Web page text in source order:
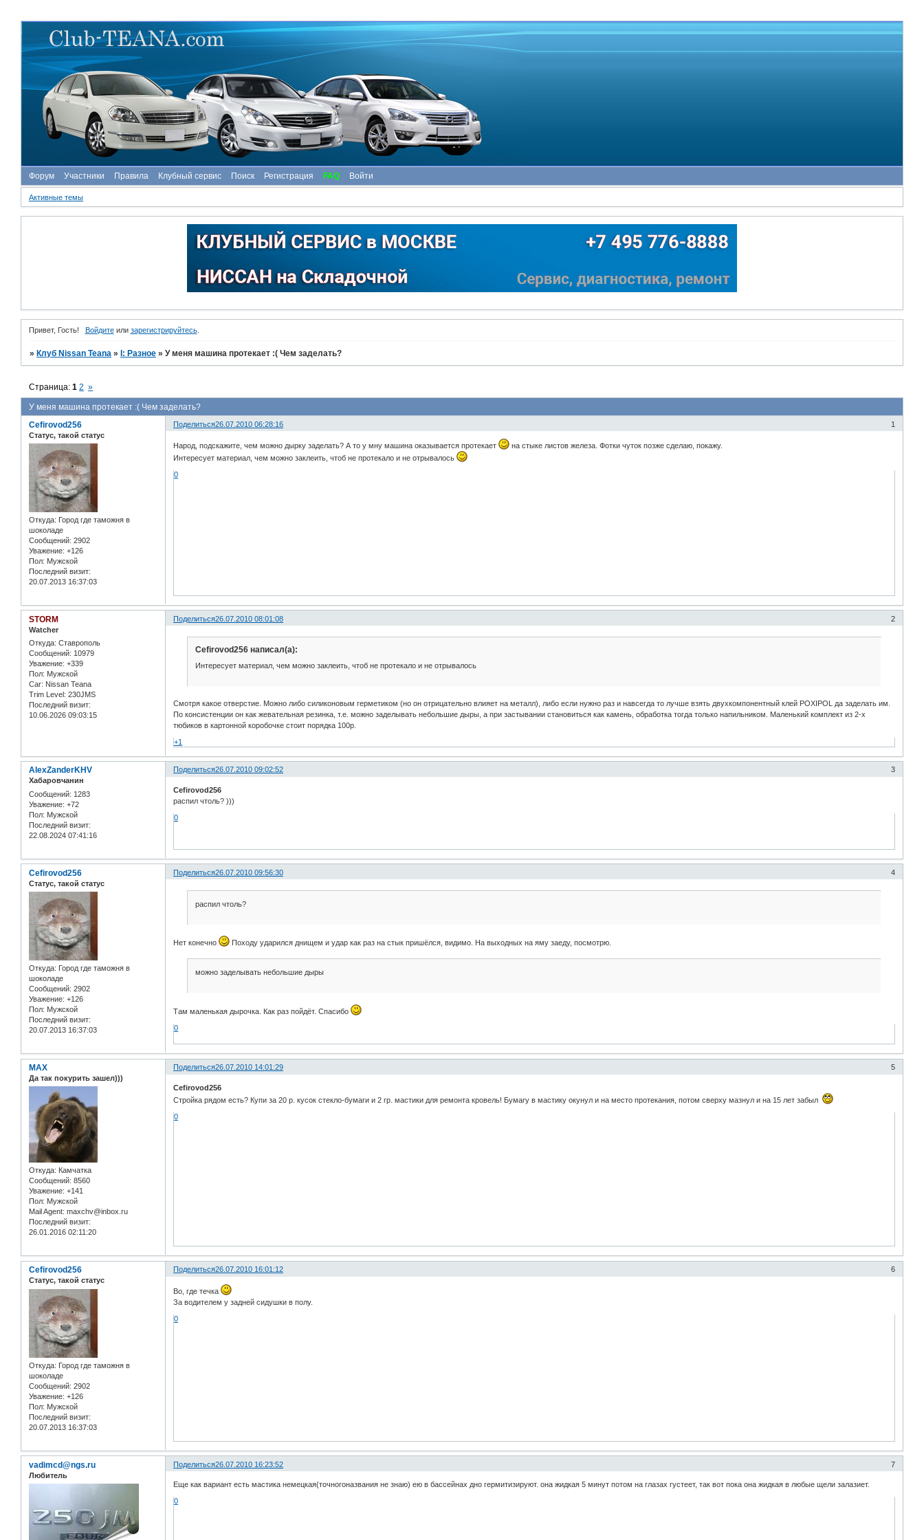
Форум Участники Правила Клубный сервис Поиск Регистрация FAQ Войти
Активные темы
Привет, Гость! Войдитеили зарегистрируйтесь.
» Клуб Nissan Teana » I: Разное »У меня машина протекает :( Чем заделать?
У меня машина протекает :( Чем заделать?
Страница:1 2 »
Поделиться 1
26.07.2010 06:28:16
Cefirovod256
Статус, такой статус
Откуда: Город где таможня в
шоколаде
Сообщений: 2902
Уважение: +126
Пол: Мужской
Последний визит:
20.07.2013 16:37:03
Народ, подскажите, чем можно дырку заделать? А то у мну машина оказывается протекает
на стыке листов железа. Фотки чуток позже сделаю, покажу.
Интересует материал, чем можно заклеить, чтоб не протекало и не отрывалось
0
Поделиться 2
26.07.2010 08:01:08
STORM
Watcher
Откуда: Ставрополь
Сообщений: 10979
Уважение: +339
Пол: Мужской
Car: Nissan Teana
Trim Level: 230JMS
Последний визит:
10.06.2026 09:03:15
Cefirovod256 написал(а):
Интересует материал, чем можно заклеить, чтоб не протекало и не отрывалось
Смотря какое отверстие. Можно либо силиконовым герметиком (но он отрицательно влияет на металл), либо если нужно раз и навсегда то лучше взять двухкомпонентный клей POXIPOL да заделать им.
По консистенции он как жевательная резинка, т.е. можно заделывать небольшие дыры, а при застывании становиться как камень, обработка тогда только напильником. Маленький комплект из 2-х
тюбиков в картонной коробочке стоит порядка 100р.
+1
Поделиться 3
26.07.2010 09:02:52
AlexZanderKHV
Хабаровчанин
Сообщений: 1283
Уважение: +72
Пол: Мужской
Последний визит:
22.08.2024 07:41:16
Cefirovod256
распил чтоль? )))
0
Поделиться 4
26.07.2010 09:56:30
Cefirovod256
Статус, такой статус
Откуда: Город где таможня в
шоколаде
Сообщений: 2902
Уважение: +126
Пол: Мужской
Последний визит:
20.07.2013 16:37:03
распил чтоль?
Нет конечно Походу ударился днищем и удар как раз на стык пришёлся, видимо. На выходных на яму заеду, посмотрю.
можно заделывать небольшие дыры
Там маленькая дырочка. Как раз пойдёт. Спасибо
0
Поделиться 5
26.07.2010 14:01:29
MAX
Да так покурить зашел)))
Откуда: Камчатка
Сообщений: 8560
Уважение: +141
Пол: Мужской
Mail Agent: maxchv@inbox.ru
Последний визит:
26.01.2016 02:11:20
Cefirovod256
Стройка рядом есть? Купи за 20 р. кусок стекло-бумаги и 2 гр. мастики для ремонта кровель! Бумагу в мастику окунул и на место протекания, потом сверху мазнул и на 15 лет забыл
0
Поделиться 6
26.07.2010 16:01:12
Cefirovod256
Статус, такой статус
Откуда: Город где таможня в
шоколаде
Сообщений: 2902
Уважение: +126
Пол: Мужской
Последний визит:
20.07.2013 16:37:03
Во, где течка
За водителем у задней сидушки в полу.
0
Поделиться 7
26.07.2010 16:23:52
vadimcd@ngs.ru
Любитель
Еще как вариант есть мастика немецкая(точногоназвания не знаю) ею в бассейнах дно гермитизируют. она жидкая 5 минут потом на глазах густеет, так вот пока она жидкая в любые щели залазиет.
0